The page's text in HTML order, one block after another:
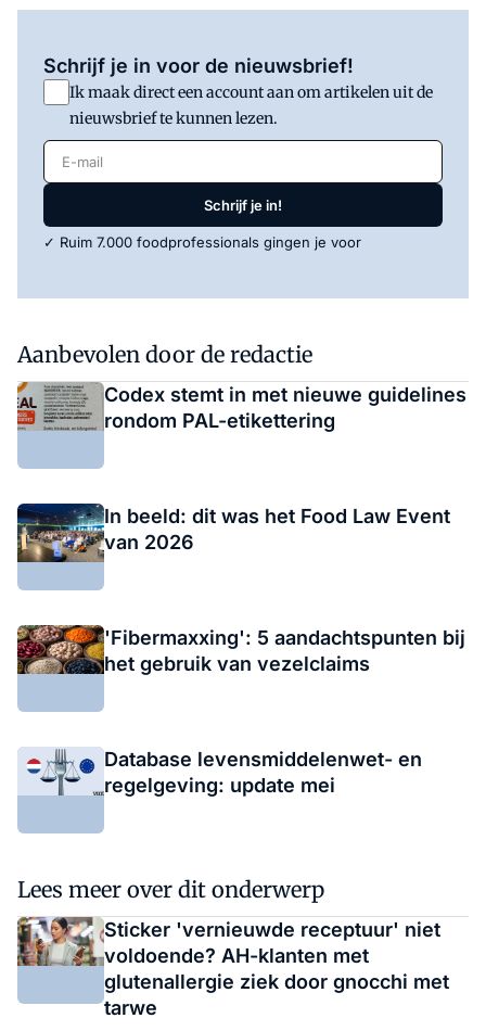
Schrijf je in voor de nieuwsbrief!
Ik maak direct een account aan om artikelen uit de
nieuwsbrief te kunnen lezen.
E-mail
Schrijf je in!
✓ Ruim 7.000 foodprofessionals gingen je voor
Aanbevolen door de redactie
Codex stemt in met nieuwe guidelines
rondom PAL-etikettering
In beeld: dit was het Food Law Event
van 2026
'Fibermaxxing': 5 aandachtspunten bij
het gebruik van vezelclaims
Database levensmiddelenwet- en
regelgeving: update mei
Lees meer over dit onderwerp
Sticker 'vernieuwde receptuur' niet
voldoende? AH-klanten met
glutenallergie ziek door gnocchi met
tarwe